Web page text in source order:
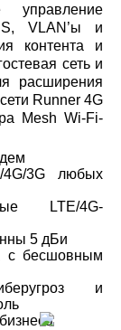
управление
VLAN’ы и
контента и
сеть и
расширения
Runner 4G
Mesh Wi-Fi-
4G/3G любых
LTE/4G-
5 дБи
с бесшовным
и